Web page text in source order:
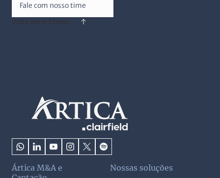
Fale com nosso time
Volta para o topo
Ártica M&A e
Nossas soluções